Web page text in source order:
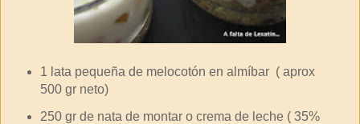
1 lata pequeña de melocotón en almíbar ( aprox
500 gr neto)
250 gr de nata de montar o crema de leche ( 35%